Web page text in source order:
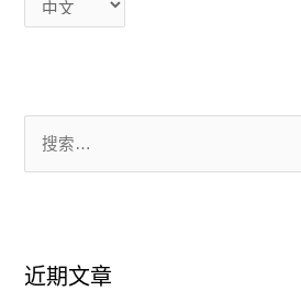
近期文章